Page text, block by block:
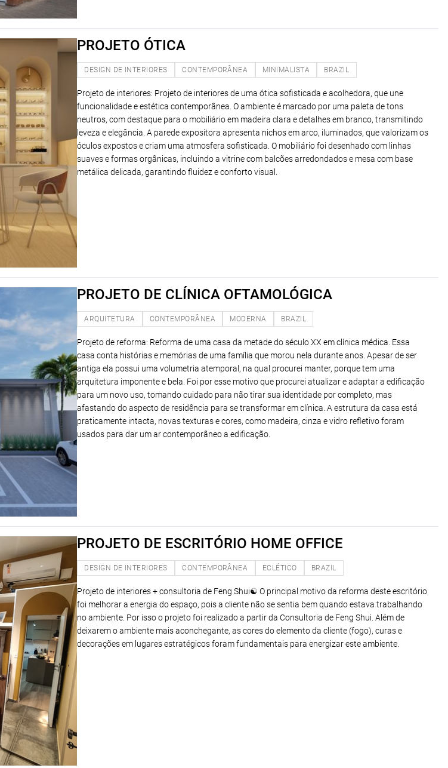
PROJETO ÓTICA
DESIGN DE INTERIORES CONTEMPORÂNEA MINIMALISTA BRAZIL
Projeto de interiores: Projeto de interiores de uma ótica sofisticada e acolhedora, que une
funcionalidade e estética contemporânea. O ambiente é marcado por uma paleta de tons
neutros, com destaque para o mobiliário em madeira clara e detalhes em branco, transmitindo
leveza e elegância. A parede expositora apresenta nichos em arco, iluminados, que valorizam os
óculos expostos e criam uma atmosfera sofisticada. O mobiliário foi desenhado com linhas
suaves e formas orgânicas, incluindo a vitrine com balcões arredondados e mesa com base
metálica delicada, garantindo fluidez e conforto visual.
PROJETO DE CLÍNICA OFTAMOLÓGICA
ARQUITETURA CONTEMPORÂNEA MODERNA BRAZIL
Projeto de reforma: Reforma de uma casa da metade do século XX em clínica médica. Essa
casa conta histórias e memórias de uma família que morou nela durante anos. Apesar de ser
antiga ela possui uma volumetria atemporal, na qual procurei manter, porque tem uma
arquitetura imponente e bela. Foi por esse motivo que procurei atualizar e adaptar a edificação
para um novo uso, tomando cuidado para não tirar sua identidade por completo, mas
afastando do aspecto de residência para se transformar em clínica. A estrutura da casa está
praticamente intacta, novas texturas e cores, como madeira, cinza e vidro refletivo foram
usados para dar um ar contemporâneo a edificação.
PROJETO DE ESCRITÓRIO HOME OFFICE
DESIGN DE INTERIORES CONTEMPORÂNEA ECLÉTICO BRAZIL
Projeto de interiores + consultoria de Feng Shui☯️ O principal motivo da reforma deste escritório
foi melhorar a energia do espaço, pois a cliente não se sentia bem quando estava trabalhando
no ambiente. Por isso o projeto foi realizado a partir da Consultoria de Feng Shui. Além de
deixarem o ambiente mais aconchegante, as cores do elemento da cliente (fogo), curas e
decorações em lugares estratégicos foram fundamentais para energizar este ambiente.